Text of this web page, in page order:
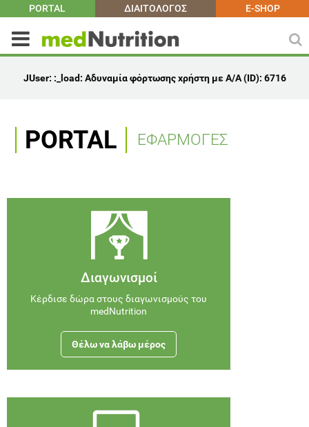
PORTAL ΔΙΑΙΤΟΛΟΓΟΣ E-SHOP
JUser: :_load: Αδυναμία φόρτωσης χρήστη με Α/Α (ID): 6716
PORTAL ΕΦΑΡΜΟΓΕΣ
Διαγωνισμοί
Κέρδισε δώρα στους διαγωνισμούς του
medNutrition
Θέλω να λάβω μέρος